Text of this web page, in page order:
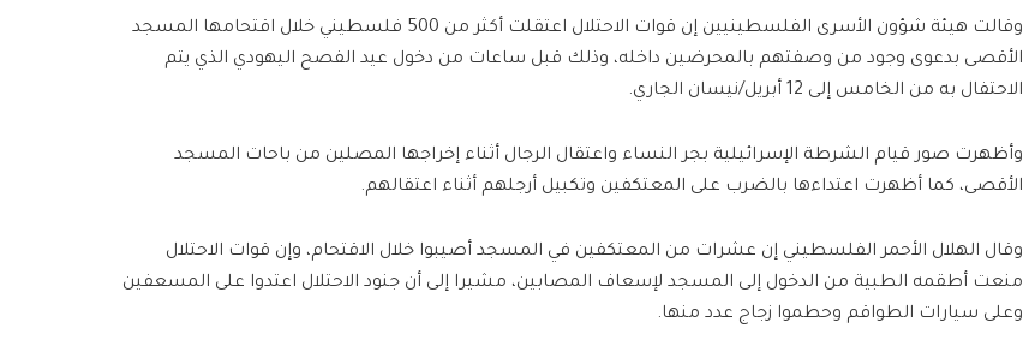
وقالت هيئة شؤون الأسرى الفلسطينيين إن قوات الاحتلال اعتقلت أكثر من 500 فلسطيني خلال اقتحامها المسجد
الأقصى بدعوى وجود من وصفتهم بالمحرضين داخله، وذلك قبل ساعات من دخول عيد الفصح اليهودي الذي يتم
الاحتفال به من الخامس إلى 12 أبريل/نيسان الجاري.
وأظهرت صور قيام الشرطة الإسرائيلية بجر النساء واعتقال الرجال أثناء إخراجها المصلين من باحات المسجد
الأقصى، كما أظهرت اعتداءها بالضرب على المعتكفين وتكبيل أرجلهم أثناء اعتقالهم.
وقال الهلال الأحمر الفلسطيني إن عشرات من المعتكفين في المسجد أصيبوا خلال الاقتحام، وإن قوات الاحتلال
منعت أطقمه الطبية من الدخول إلى المسجد لإسعاف المصابين، مشيرا إلى أن جنود الاحتلال اعتدوا على المسعفين
وعلى سيارات الطواقم وحطموا زجاج عدد منها.